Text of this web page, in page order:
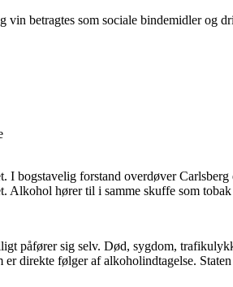
betragtes som sociale bindemidler og
bogstavelig forstand overdøver
Alkohol hører til i samme skuffe som
påfører sig selv. Død, sygdom,
direkte følger af alkoholindtagelse.